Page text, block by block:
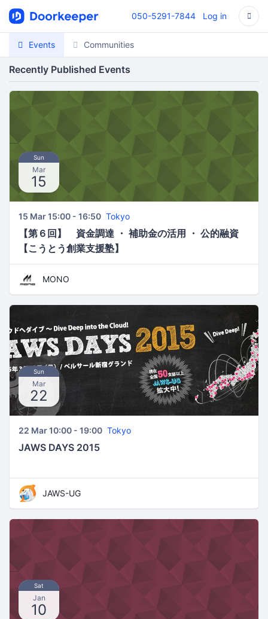
050-5291-7844 Log in
Events Communities
Recently Published Events
Sun
Mar
15
15 Mar 15:00 - 16:50 Tokyo
【第６回】 資金調達 ・ 補助金の活用 ・ 公的融資
【こうとう創業支援塾】
MONO
Sun
Mar
22
22 Mar 10:00 - 19:00 Tokyo
JAWS DAYS 2015
JAWS-UG
Sat
Jan
10